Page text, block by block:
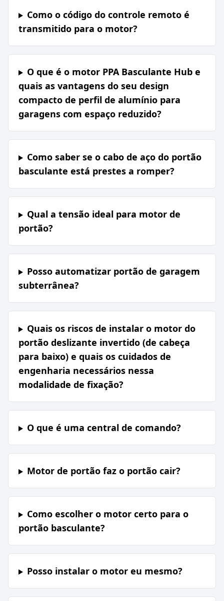
Como o código do controle remoto é
transmitido para o motor?
O que é o motor PPA Basculante Hub e
quais as vantagens do seu design
compacto de perfil de alumínio para
garagens com espaço reduzido?
Como saber se o cabo de aço do portão
basculante está prestes a romper?
Qual a tensão ideal para motor de
portão?
Posso automatizar portão de garagem
subterrânea?
Quais os riscos de instalar o motor do
portão deslizante invertido (de cabeça
para baixo) e quais os cuidados de
engenharia necessários nessa
modalidade de fixação?
O que é uma central de comando?
Motor de portão faz o portão cair?
Como escolher o motor certo para o
portão basculante?
Posso instalar o motor eu mesmo?